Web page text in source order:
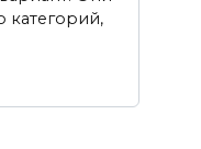
категорий,